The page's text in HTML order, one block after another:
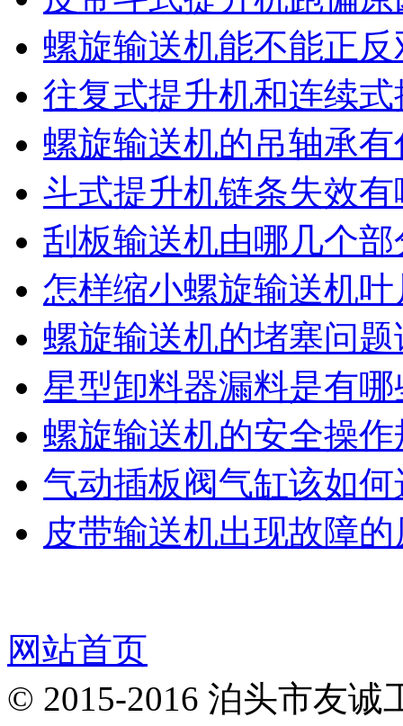
螺旋输送机能不能正反
往复式提升机和连续
螺旋输送机的吊轴承
斗式提升机链条失效
刮板输送机由哪几个
怎样缩小螺旋输送机
螺旋输送机的堵塞问
星型卸料器漏料是有
螺旋输送机的安全操
气动插板阀气缸该如何
皮带输送机出现故障
网站首页
© 2015-2016 泊头市友